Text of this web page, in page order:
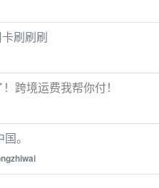
刷刷刷
跨境运费我帮你付！
。